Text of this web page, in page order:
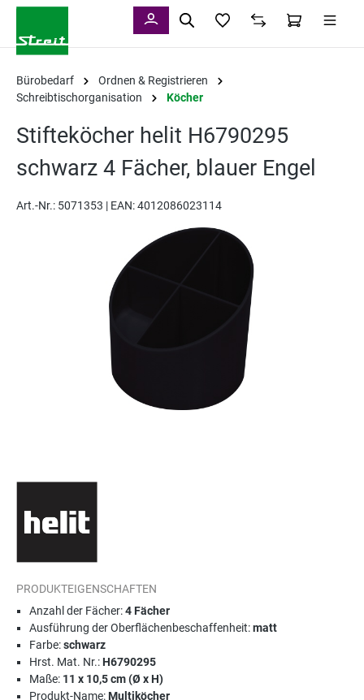
Bürobedarf
Ordnen & Registrieren
Schreibtischorganisation
Köcher
Stifteköcher helit H6790295
schwarz 4 Fächer, blauer Engel
Art.-Nr.: 5071353 | EAN: 4012086023114
PRODUKTEIGENSCHAFTEN
Anzahl der Fächer:4 Fächer
Ausführung der Oberflächenbeschaffenheit:matt
Farbe:schwarz
Hrst. Mat. Nr.:H6790295
Maße: 11 x 10,5 cm (Ø x H)
Produkt-Name:Multiköcher